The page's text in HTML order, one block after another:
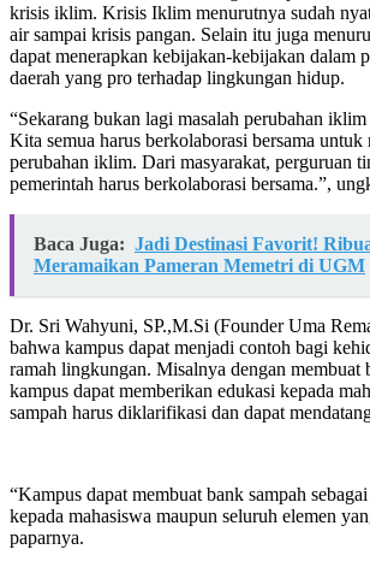
krisis iklim. Krisis Iklim menurutnya sudah
air sampai krisis pangan. Selain itu juga
dapat menerapkan kebijakan-kebijakan dalam
daerah yang pro terhadap lingkungan hidup.
“Sekarang bukan lagi masalah perubahan
Kita semua harus berkolaborasi bersama
perubahan iklim. Dari masyarakat, perguruan
pemerintah harus berkolaborasi bersama.”,
Baca Juga: Jadi Destinasi Favorit!
Meramaikan Pameran Memetri di UGM
Dr. Sri Wahyuni, SP.,M.Si (Founder Uma
bahwa kampus dapat menjadi contoh bagi
ramah lingkungan. Misalnya dengan membuat
kampus dapat memberikan edukasi kepada
sampah harus diklarifikasi dan dapat
“Kampus dapat membuat bank sampah
kepada mahasiswa maupun seluruh elemen
paparnya.